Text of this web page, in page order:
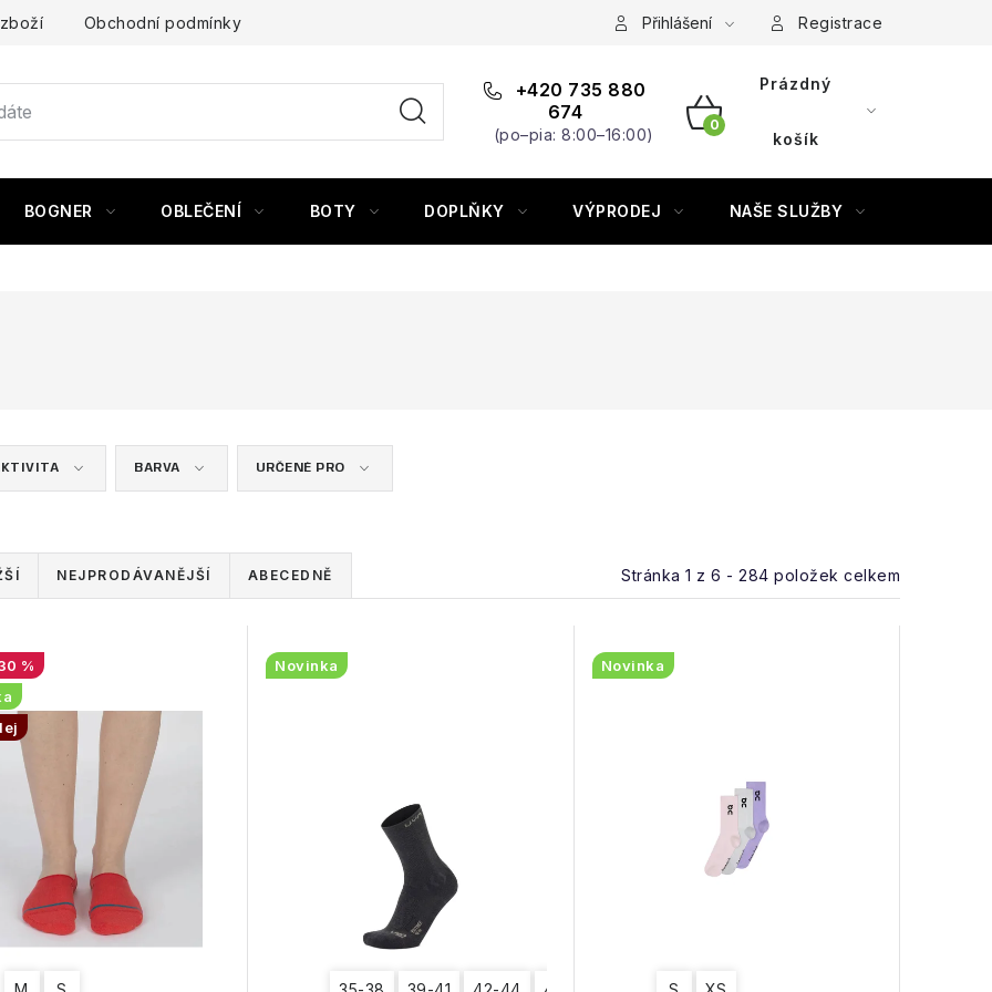
Obchodní podmínky Přihlášení Registrace
+420 735 880
674
(po–pia: 8:00–16:00) NÁKUPNÍ
Prázdný
košík
BOGNER OBLEČENÍ BOTY DOPLŇKY VÝPRODEJ NAŠE SLUŽBY
BARVA URČENÉ PRO
Stránka 1 z 6 - 284 položek celkem
NEJPRODÁVANĚJŠÍ ABECEDNĚ
%
Novinka Novinka